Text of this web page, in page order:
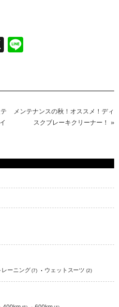
X
メンテナンスの秋！オススメ！ディ
スクブレーキクリーナー！ »
レーニング (7) ウェットスーツ (2)